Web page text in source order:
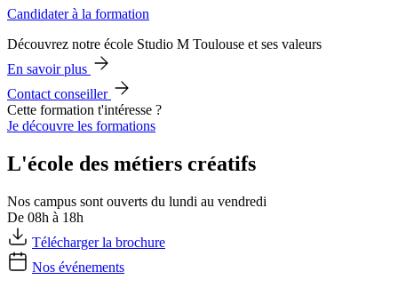
Candidater à la formation
Découvrez notre école Studio M Toulouse et ses valeurs
En savoir plus
Contact conseiller
Cette formation t'intéresse ?
Je découvre les formations
L'école des métiers créatifs
Nos campus sont ouverts du lundi au vendredi
De 08h à 18h
Télécharger la brochure
Nos événements